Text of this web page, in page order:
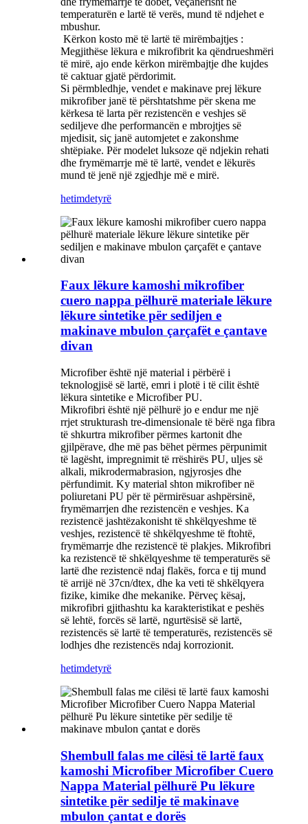
temperaturën e lartë të verës, mund të ndjehet e
mbushur.
‌ Kërkon kosto më të lartë të mirëmbajtjes ‌:
Megjithëse lëkura e mikrofibrit ka qëndrueshmëri
të mirë, ajo ende kërkon mirëmbajtje dhe kujdes
të caktuar gjatë përdorimit.
Si përmbledhje, vendet e makinave prej lëkure
mikrofiber janë të përshtatshme për skena me
kërkesa të larta për rezistencën e veshjes së
sediljeve dhe performancën e mbrojtjes së
mjedisit, siç janë automjetet e zakonshme
shtëpiake. Për modelet luksoze që ndjekin rehati
dhe frymëmarrje më të lartë, vendet e lëkurës
mund të jenë një zgjedhje më e mirë.
hetimdetyrë
Faux lëkure kamoshi mikrofiber
cuero nappa pëlhurë materiale lëkure
lëkure sintetike për sediljen e
makinave mbulon çarçafët e çantave
divan
Microfiber është një material i përbërë i
teknologjisë së lartë, emri i plotë i të cilit është
lëkura sintetike e Microfiber PU.
Mikrofibri është një pëlhurë jo e endur me një
rrjet strukturash tre-dimensionale të bërë nga fibra
të shkurtra mikrofiber përmes kartonit dhe
gjilpërave, dhe më pas bëhet përmes përpunimit
të lagësht, impregnimit të rrëshirës PU, uljes së
alkali, mikrodermabrasion, ngjyrosjes dhe
përfundimit. Ky material shton mikrofiber në
poliuretani PU për të përmirësuar ashpërsinë,
frymëmarrjen dhe rezistencën e veshjes. Ka
rezistencë jashtëzakonisht të shkëlqyeshme të
veshjes, rezistencë të shkëlqyeshme të ftohtë,
frymëmarrje dhe rezistencë të plakjes. Mikrofibri
ka rezistencë të shkëlqyeshme të temperaturës së
lartë dhe rezistencë ndaj flakës, forca e tij mund
të arrijë në 37cn/dtex, dhe ka veti të shkëlqyera
fizike, kimike dhe mekanike. Përveç kësaj,
mikrofibri gjithashtu ka karakteristikat e peshës
së lehtë, forcës së lartë, ngurtësisë së lartë,
rezistencës së lartë të temperaturës, rezistencës së
lodhjes dhe rezistencës ndaj korrozionit.
hetimdetyrë
Shembull falas me cilësi të lartë faux
kamoshi Microfiber Microfiber Cuero
Nappa Material pëlhurë Pu lëkure
sintetike për sedilje të makinave
mbulon çantat e dorës